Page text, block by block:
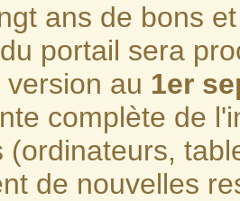
ans de bons
portail sera
au 1er
complète de
(ordinateurs,
de nouvelles